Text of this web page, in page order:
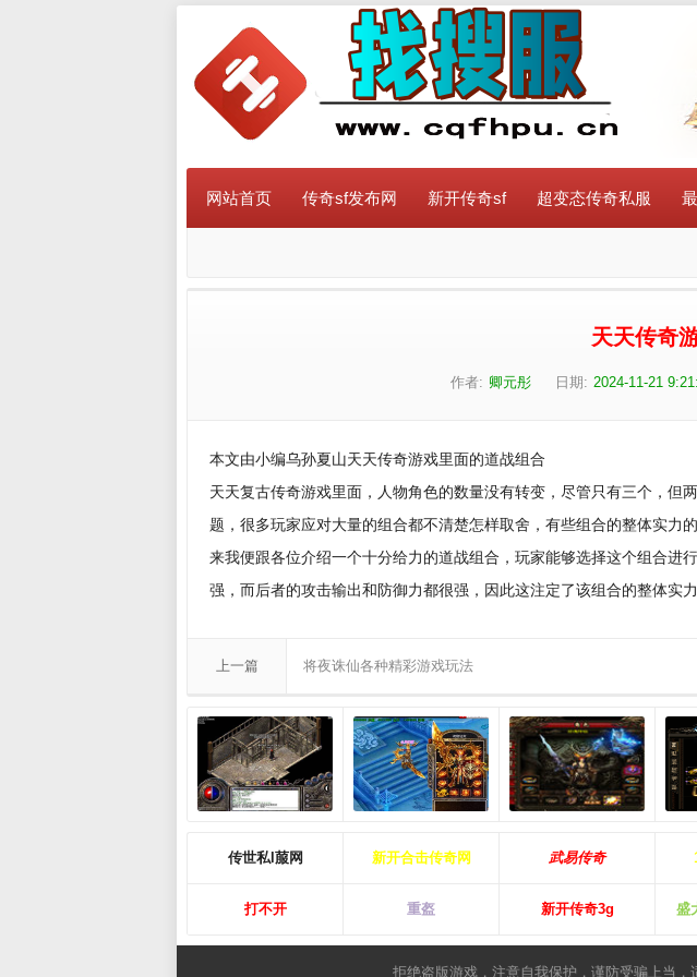
网站首页 传奇sf发布网 新开传奇sf 超变态传奇私服
天天传奇
作者: 卿元彤 日期: 2024-11-21
本文由小编乌孙夏山天天传奇游戏里面的道战组合
天天复古传奇游戏里面，人物角色的数量没有转变，尽管只有三个，
题，很多玩家应对大量的组合都不清楚怎样取舍，有些组合的整体实
来我便跟各位介绍一个十分给力的道战组合，玩家能够选择这个组合进
强，而后者的攻击输出和防御力都很强，因此这注定了该组合的整体实
上一篇 将夜诛仙各种精彩游戏玩法
传世私l菔网 新开合击传奇网 武易传奇
打不开 重盔 新开传奇3g 盛
拒绝盗版游戏，注意自我保护，谨防受骗上当